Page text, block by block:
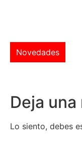
Novedades
Deja
Lo siento, debes